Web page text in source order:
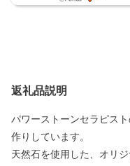
返礼品説明
パワーストーンセラピス
作りしています。
天然石を使用した、オリ